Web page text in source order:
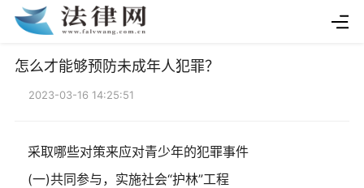
怎么才能够预防未成年人犯罪？
2023-03-16 14:25:51
采取哪些对策来应对青少年的犯罪事件
(一)共同参与，实施社会“护林”工程